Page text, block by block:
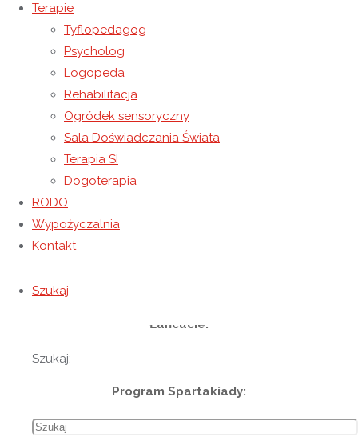
Terapie
Tyflopedagog
Psycholog
Logopeda
Rehabilitacja
Ogródek sensoryczny
Sala Doświadczania Świata
Terapia SI
Dogoterapia
RODO
Wypożyczalnia
Kontakt
Szukaj
Szukaj:
X Spartakiadę Osób Niepełnosprawnych Powiatu
Łańcuckiego
Łańcucie.
Program Spartakiady:
9:00 – Uroczyste otwarcie X Spartakiady